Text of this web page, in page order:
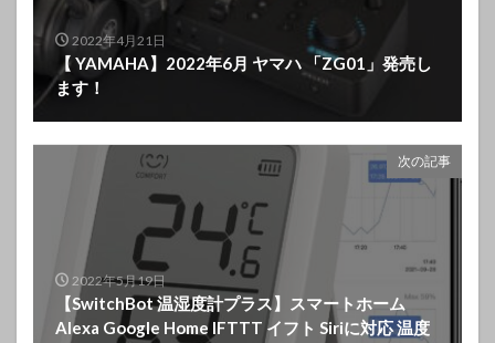
2022年4月21日
【 YAMAHA】2022年6月 ヤマハ 「ZG01」発売し
ます！
次の記事
2022年5月19日
【SwitchBot 温湿度計プラス】スマートホーム
Alexa Google Home IFTTT イフト Siriに対応 温度